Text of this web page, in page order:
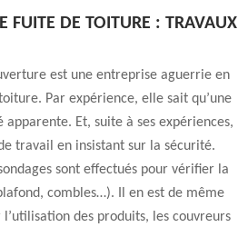
FUITE DE TOITURE : TRAVAUX
est une entreprise aguerrie en
Par expérience, elle sait qu’une
Et, suite à ses expériences,
travail en insistant sur la sécurité.
sont effectués pour vérifier la
combles…). Il en est de même
des produits, les couvreurs